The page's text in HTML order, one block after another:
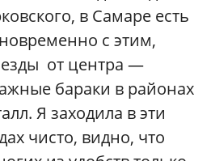
в Самаре есть
с этим,
езды от центра —
бараки в районах
Я заходила в эти
чисто, видно, что